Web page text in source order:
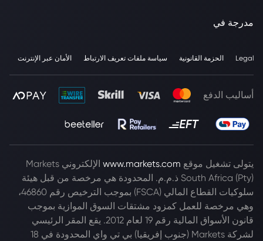
مدرجة في
Legal الحزمة القانونية سياسة ملفات تعريف الارتباط الأمان عبر الإنترنت
أساليب الدفع
يتولى تشغيل موقع www.markets.com
الإلكتروني Markets
South Africa (Pty) ذ.م.م. المحدودة هي مرخصة من قبل هيئة
سلوكيات القطاع المالي (FSCA) بموجب الترخيص رقم 46860،
وهي مرخصة للعمل كمزود مشتقات السوق الموازية بموجب
قانون الأسواق المالية رقم 19 لعام 2012. يقع المقر الرئيسي
لشركة Markets (جنوب إفريقيا) بي تي واي المحدودة في 18